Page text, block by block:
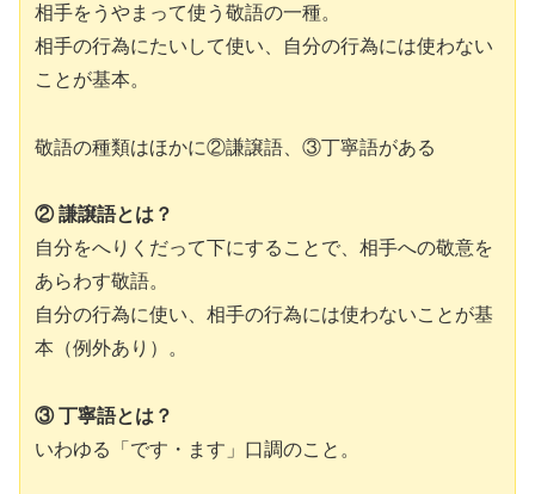
相手をうやまって使う敬語の一種。
相手の行為にたいして使い、自分の行為には使わない
ことが基本。
敬語の種類はほかに②謙譲語、③丁寧語がある
② 謙譲語とは？
自分をへりくだって下にすることで、相手への敬意を
あらわす敬語。
自分の行為に使い、相手の行為には使わないことが基
本（例外あり）。
③ 丁寧語とは？
いわゆる「です・ます」口調のこと。